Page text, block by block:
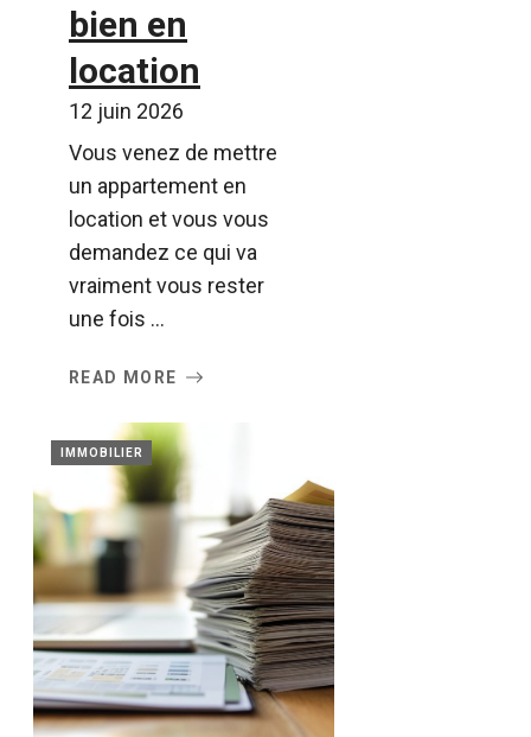
bien en
location
12 juin 2026
Vous venez de mettre
un appartement en
location et vous vous
demandez ce qui va
vraiment vous rester
une fois ...
READ MORE
IMMOBILIER